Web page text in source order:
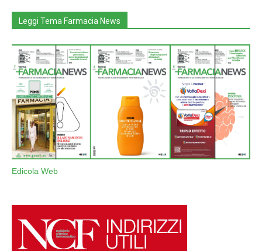
Leggi Tema Farmacia News
Edicola Web